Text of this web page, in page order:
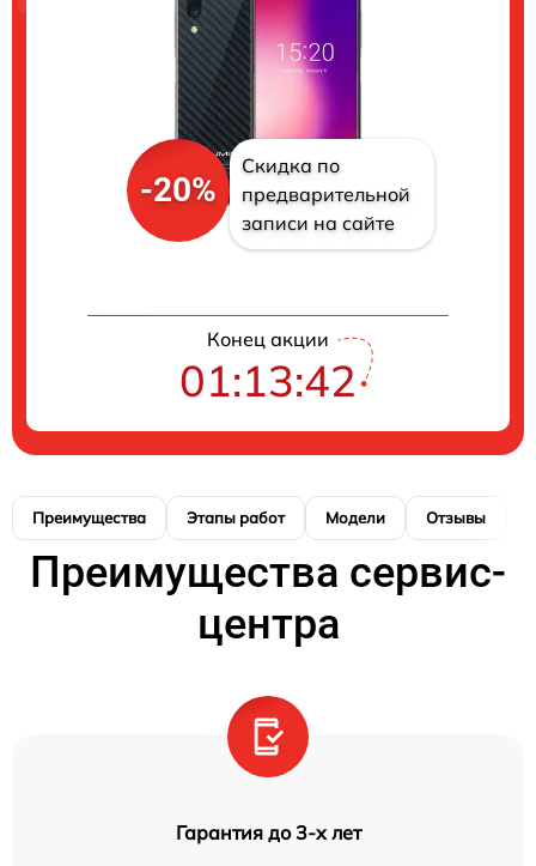
-20%
Скидка по
предварительной
записи на сайте
Конец акции
01:13:42
Преимущества Этапы работ Модели Отзывы
Преимущества сервис-
центра
Гарантия до 3-х лет